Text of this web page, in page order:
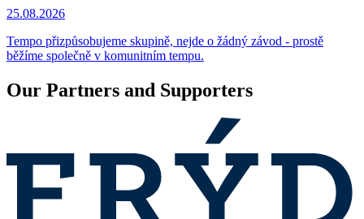
25.08.2026
Tempo přizpůsobujeme skupině, nejde o žádný závod - prostě
běžíme společně v komunitním tempu.
Our Partners and Supporters